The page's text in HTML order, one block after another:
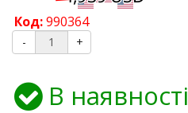
Код:990364
- +
В наявності